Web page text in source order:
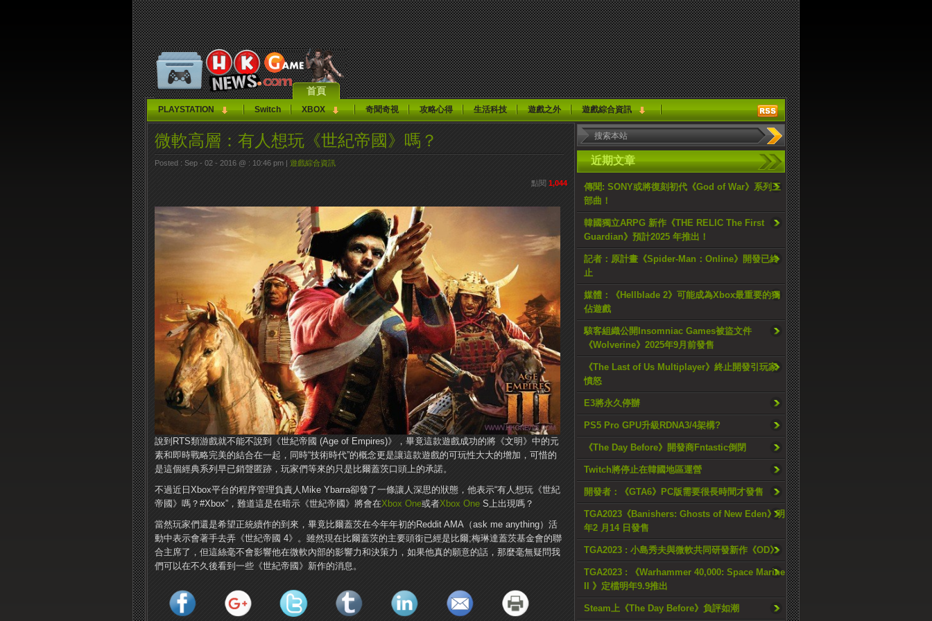
首頁
PLAYSTATION Switch XBOX 奇聞奇視 攻略心得 生活科技 遊戲之外 遊戲綜合資訊
近期文章
傳聞: SONY或將復刻初代《God of War》系列三
部曲！
韓國獨立ARPG 新作《THE RELIC The First
Guardian》預計2025 年推出！
記者：原計畫《Spider-Man：Online》開發已終
止
媒體：《Hellblade 2》可能成為Xbox最重要的獨
佔遊戲
駭客組織公開Insomniac Games被盜文件
《Wolverine》2025年9月前發售
《The Last of Us Multiplayer》終止開發引玩家
憤怒
E3將永久停辦
PS5 Pro GPU升級RDNA3/4架構?
《The Day Before》開發商Fntastic倒閉
Twitch將停止在韓國地區運營
開發者：《GTA6》PC版需要很長時間才發售
TGA2023《Banishers: Ghosts of New Eden》明
年2 月14 日發售
TGA2023 : 小島秀夫與微軟共同研發新作《OD》
TGA2023 : 《Warhammer 40,000: Space Marine
II 》定檔明年9.9推出
Steam上《The Day Before》負評如潮
微軟高層：有人想玩《世紀帝國》嗎？
Posted : Sep - 02 - 2016 @ : 10:46 pm | 遊戲綜合資訊
點閱 1,044
說到RTS類游戲就不能不說到《世紀帝國 (Age of Empires)》，畢竟這款遊戲成功的將《文明》中的元
素和即時戰略完美的結合在一起，同時“技術時代”的概念更是讓這款遊戲的可玩性大大的增加，可惜的
是這個經典系列早已銷聲匿跡，玩家們等來的只是比爾蓋茨口頭上的承諾。
不過近日Xbox平台的程序管理負責人Mike Ybarra卻發了一條讓人深思的狀態，他表示“有人想玩《世紀
帝國》嗎？#Xbox”，難道這是在暗示《世紀帝國》將會在Xbox One或者Xbox One S上出現嗎？
當然玩家們還是希望正統續作的到來，畢竟比爾蓋茨在今年年初的Reddit AMA（ask me anything）活
動中表示會著手去弄《世紀帝國 4》。雖然現在比爾蓋茨的主要頭銜已經是比爾;梅琳達蓋茨基金會的聯
合主席了，但這絲毫不會影響他在微軟內部的影響力和決策力，如果他真的願意的話，那麼毫無疑問我
們可以在不久後看到一些《世紀帝國》新作的消息。